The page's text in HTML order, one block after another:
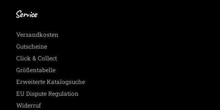
Service
Versandkosten
Gutscheine
Click & Collect
Größentabelle
Erweiterte Katalogsuche
EU Dispute Regulation
Widerruf